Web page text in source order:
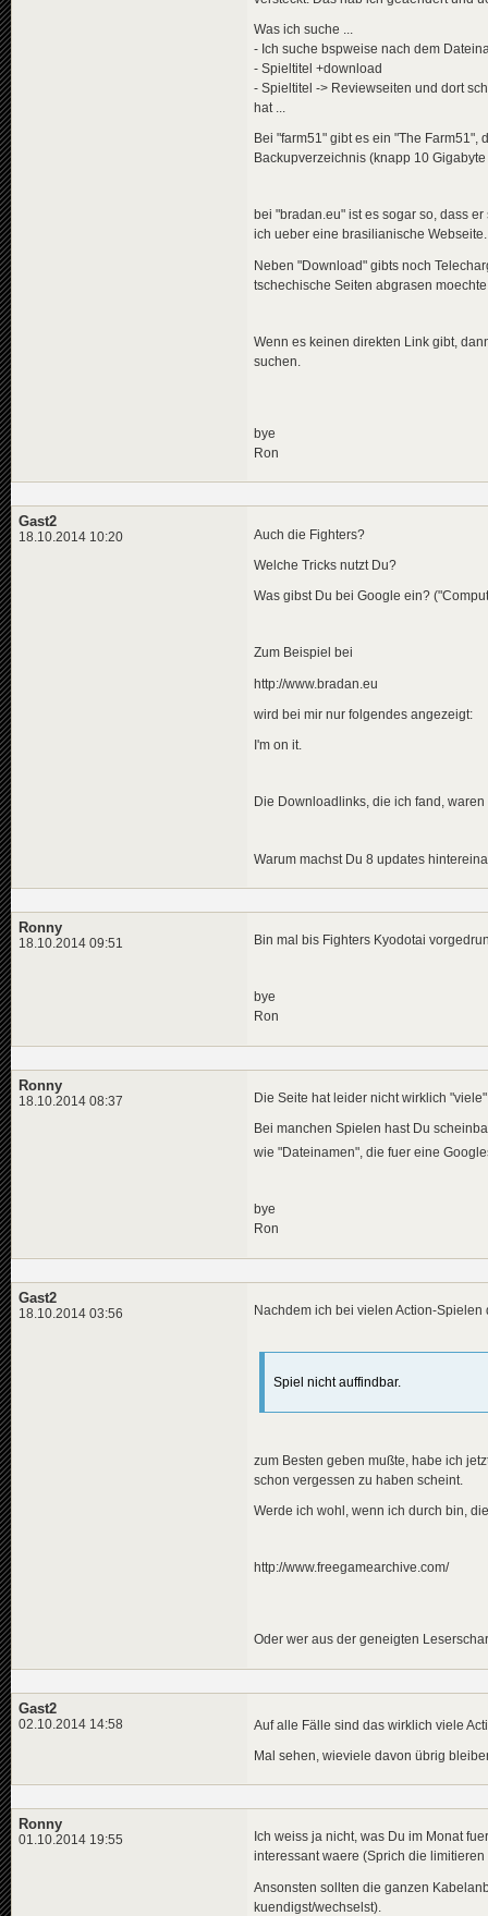
Was ich suche ...
- Ich suche bspweise nach dem
- Spieltitel +download
- Spieltitel -> Reviewseiten und dort
hat ...
Bei "farm51" gibt es ein "The
Backupverzeichnis (knapp 10
bei "bradan.eu" ist es sogar so, dass
ich ueber eine brasilianische Webseite.
Neben "Download" gibts noch
tschechische Seiten abgrasen
Wenn es keinen direkten Link gibt,
suchen.
bye
Ron
Gast2
18.10.2014 10:20 Auch die Fighters?
Welche Tricks nutzt Du?
Was gibst Du bei Google ein?
Zum Beispiel bei
http://www.bradan.eu
wird bei mir nur folgendes angezeigt:
I'm on it.
Die Downloadlinks, die ich fand,
Warum machst Du 8 updates
Ronny
18.10.2014 09:51 Bin mal bis Fighters Kyodotai
bye
Ron
Ronny
18.10.2014 08:37 Die Seite hat leider nicht wirklich
Bei manchen Spielen hast Du
wie "Dateinamen", die fuer eine
bye
Ron
Gast2
18.10.2014 03:56 Nachdem ich bei vielen Action-
Spiel nicht auffindbar.
zum Besten geben mußte, habe ich
schon vergessen zu haben scheint.
Werde ich wohl, wenn ich durch bin,
http://www.freegamearchive.com/
Oder wer aus der geneigten
Gast2
02.10.2014 14:58 Auf alle Fälle sind das wirklich viele
Mal sehen, wieviele davon übrig
Ronny
01.10.2014 19:55
Ich weiss ja nicht, was Du im Monat
interessant waere (Sprich die
Ansonsten sollten die ganzen
kuendigst/wechselst).